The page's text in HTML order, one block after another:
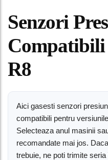
Senzori
Compatibili
R8
Aici gasesti senzori
compatibili pentru
Selecteaza anul masinii
recomandate mai jos.
trebuie, ne poti trimite